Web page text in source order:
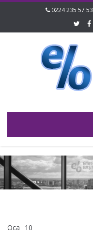
0224 235 57 53
Oca 10